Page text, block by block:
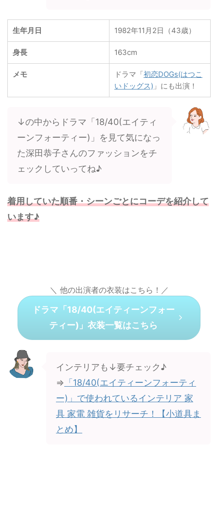
生年月日 1982年11月2日（43歳）
身長 163cm
メモ ドラマ「初恋DOGs(はつこ
いドッグス) 」にも出演！
↓の中からドラマ「18/40(エイティ
ーンフォーティー)」を見て気になっ
た深田恭子さんのファッションをチ
ェックしていってね♪
着用していた順番・シーンごとにコーデを紹介して
います♪
＼ 他の出演者の衣装はこちら！／
ドラマ「18/40(エイティーンフォー
ティー)」衣装一覧はこちら
インテリアも↓要チェック♪
⇒ 「18/40(エイティーンフォーティ
ー)」で使われているインテリア 家
具 家電 雑貨をリサーチ！【小道具ま
とめ】